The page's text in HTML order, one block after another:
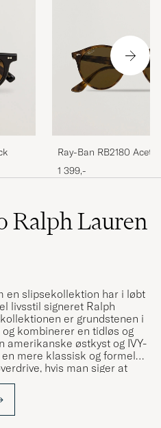
Ray-Ban RB2180 Acetat
Sunglasses Dark
Brown
1 399,-
Ralph Lauren
en slipsekollektion har i løbt
livsstil signeret Ralph
er grundstenen i
kombinerer en tidløs og
amerikanske østkyst og IVY-
mere klassisk og formel
hvis man siger at
til at definere den